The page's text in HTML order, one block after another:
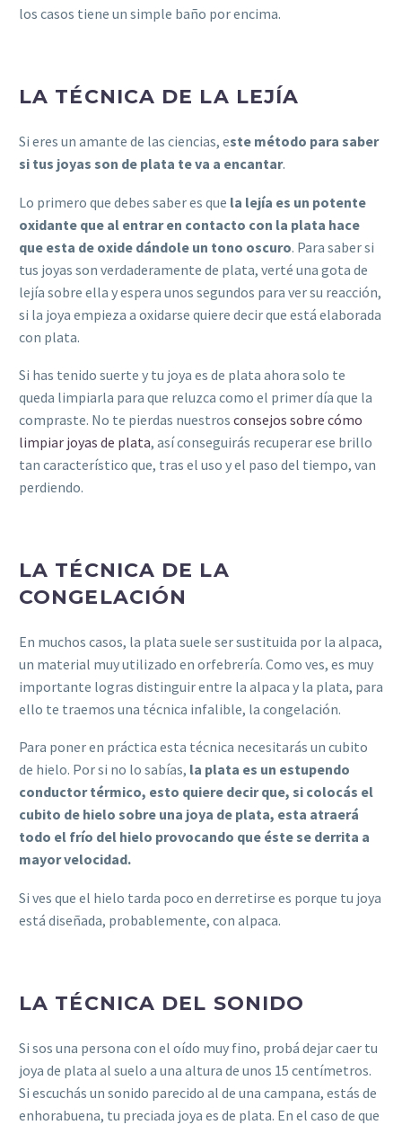
los casos tiene un simple baño por encima.
LA TÉCNICA DE LA LEJÍA
Si eres un amante de las ciencias, este método para saber
si tus joyas son de plata te va a encantar.
Lo primero que debes saber es que la lejía es un potente
oxidante que al entrar en contacto con la plata hace
que esta de oxide dándole un tono oscuro. Para saber si
tus joyas son verdaderamente de plata, verté una gota de
lejía sobre ella y espera unos segundos para ver su reacción,
si la joya empieza a oxidarse quiere decir que está elaborada
con plata.
Si has tenido suerte y tu joya es de plata ahora solo te
queda limpiarla para que reluzca como el primer día que la
compraste. No te pierdas nuestros consejos sobre cómo
limpiar joyas de plata, así conseguirás recuperar ese brillo
tan característico que, tras el uso y el paso del tiempo, van
perdiendo.
LA TÉCNICA DE LA
CONGELACIÓN
En muchos casos, la plata suele ser sustituida por la alpaca,
un material muy utilizado en orfebrería. Como ves, es muy
importante logras distinguir entre la alpaca y la plata, para
ello te traemos una técnica infalible, la congelación.
Para poner en práctica esta técnica necesitarás un cubito
de hielo. Por si no lo sabías, la plata es un estupendo
conductor térmico, esto quiere decir que, si colocás el
cubito de hielo sobre una joya de plata, esta atraerá
todo el frío del hielo provocando que éste se derrita a
mayor velocidad.
Si ves que el hielo tarda poco en derretirse es porque tu joya
está diseñada, probablemente, con alpaca.
LA TÉCNICA DEL SONIDO
Si sos una persona con el oído muy fino, probá dejar caer tu
joya de plata al suelo a una altura de unos 15 centímetros.
Si escuchás un sonido parecido al de una campana, estás de
enhorabuena, tu preciada joya es de plata. En el caso de que